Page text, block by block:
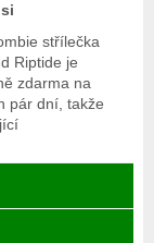
střílečka
Riptide je
zdarma na
pár dní, takže